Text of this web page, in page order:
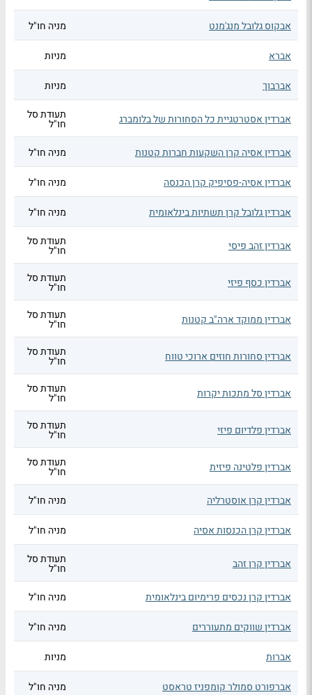
אבקוס גלובל מנג'מנט מניה חו"ל
אברא מניות
אברבוך מניות
אברדין אסטרטגיית כל הסחורות של בלומברג תעודת סל
חו"ל
אברדין אסיה קרן השקעות חברות קטנות
מניה חו"ל
אברדין אסיה-פסיפיק קרן הכנסה מניה חו"ל
אברדין גלובל קרן תשתיות בינלאומית מניה חו"ל
אברדין זהב פיסי תעודת סל
חו"ל
אברדין כסף פיזי תעודת סל
חו"ל
אברדין ממוקד ארה"ב קטנות תעודת סל
חו"ל
אברדין סחורות חוזים ארוכי טווח תעודת סל
חו"ל
אברדין סל מתכות יקרות תעודת סל
חו"ל
אברדין פלדיום פיזי תעודת סל
חו"ל
אברדין פלטינה פיזית תעודת סל
חו"ל
אברדין קרן אוסטרליה
מניה חו"ל
אברדין קרן הכנסות אסיה מניה חו"ל
אברדין קרן זהב תעודת סל
חו"ל
אברדין קרן נכסים פרימיום בינלאומית
מניה חו"ל
אברדין שווקים מתעוררים מניה חו"ל
אברות מניות
אברפורט סמולר קומפניז טראסט מניה חו"ל